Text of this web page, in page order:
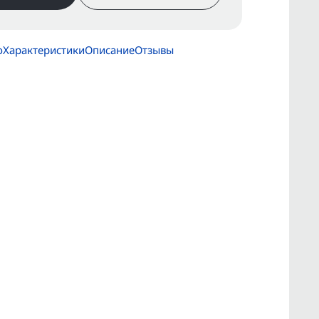
ХарактеристикиОписаниеОтзывы